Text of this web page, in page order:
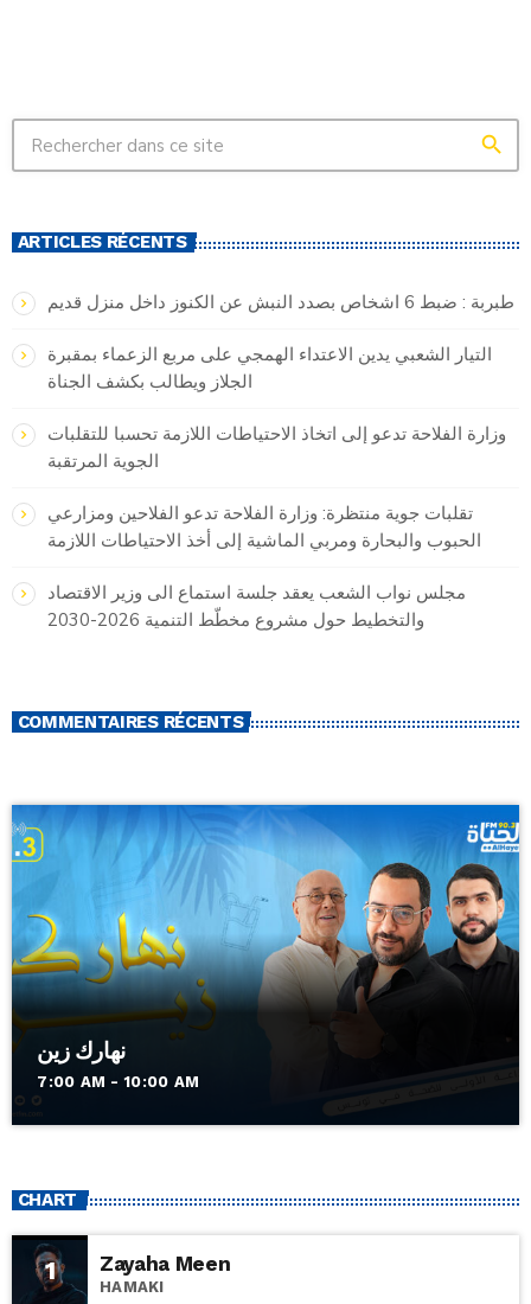
search
ARTICLES RÉCENTS
طبربة : ضبط 6 اشخاص بصدد النبش عن الكنوز داخل منزل قديم
التيار الشعبي يدين الاعتداء الهمجي على مربع الزعماء بمقبرة
الجلاز ويطالب بكشف الجناة
وزارة الفلاحة تدعو إلى اتخاذ الاحتياطات اللازمة تحسبا للتقلبات
الجوية المرتقبة
تقلبات جوية منتظرة: وزارة الفلاحة تدعو الفلاحين ومزارعي
الحبوب والبحارة ومربي الماشية إلى أخذ الاحتياطات اللازمة
مجلس نواب الشعب يعقد جلسة استماع الى وزير الاقتصاد
والتخطيط حول مشروع مخطّط التنمية 2026-2030
COMMENTAIRES RÉCENTS
نهارك زين
7:00 AM - 10:00 AM
CHART
1 Zayaha Meen
HAMAKI